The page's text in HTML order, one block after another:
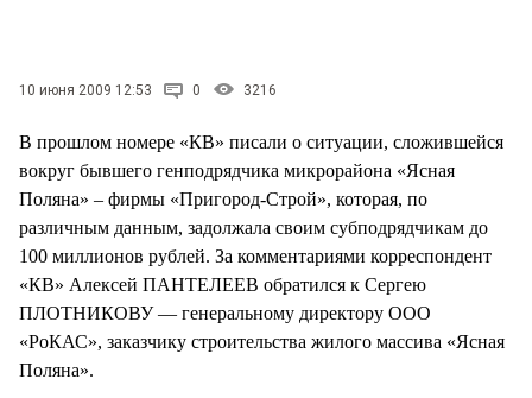
10 июня 2009 12:53 0 3216
В прошлом номере «КВ» писали о ситуации, сложившейся
вокруг бывшего генподрядчика микрорайона «Ясная
Поляна» – фирмы «Пригород-Строй», которая, по
различным данным, задолжала своим субподрядчикам до
100 миллионов рублей. За комментариями корреспондент
«КВ» Алексей ПАНТЕЛЕЕВ обратился к Сергею
ПЛОТНИКОВУ — генеральному директору ООО
«РоКАС», заказчику строительства жилого массива «Ясная
Поляна».